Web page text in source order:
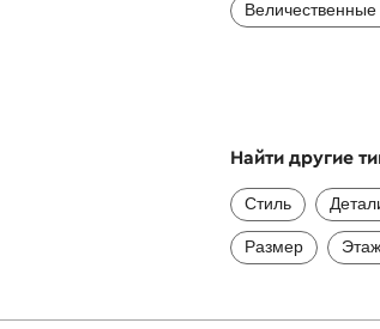
Найти другие
Стиль
Размер